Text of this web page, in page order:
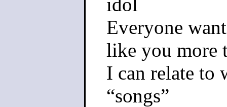
Everyone
like you more
I can relate to
“songs”